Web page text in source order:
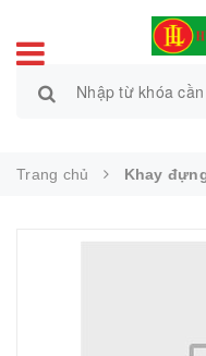
Trang chủ Khay